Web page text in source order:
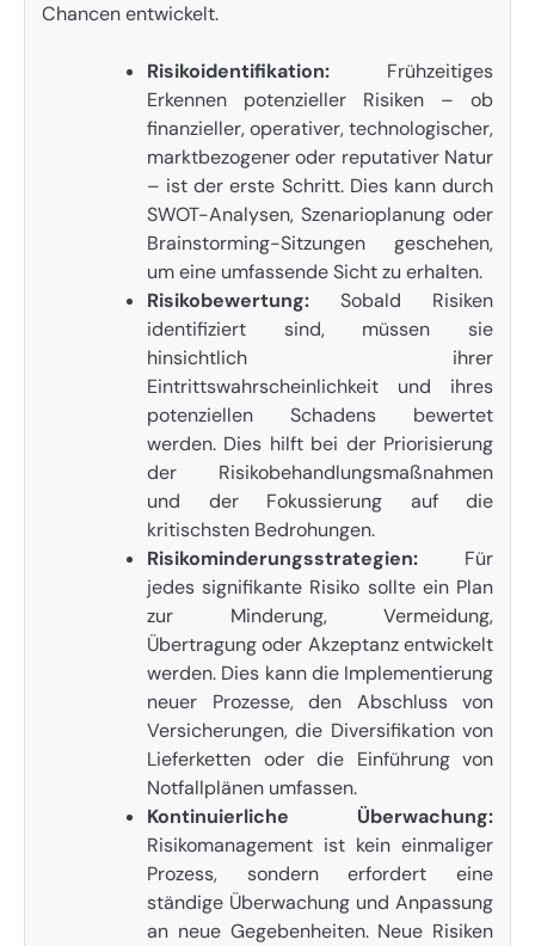
Chancen entwickelt.
Risikoidentifikation: Frühzeitiges
Erkennen potenzieller Risiken – ob
finanzieller, operativer, technologischer,
marktbezogener oder reputativer Natur
– ist der erste Schritt. Dies kann durch
SWOT-Analysen, Szenarioplanung oder
Brainstorming-Sitzungen geschehen,
um eine umfassende Sicht zu erhalten.
Risikobewertung: Sobald Risiken
identifiziert sind, müssen sie
hinsichtlich ihrer
Eintrittswahrscheinlichkeit und ihres
potenziellen Schadens bewertet
werden. Dies hilft bei der Priorisierung
der Risikobehandlungsmaßnahmen
und der Fokussierung auf die
kritischsten Bedrohungen.
Risikominderungsstrategien: Für
jedes signifikante Risiko sollte ein Plan
zur Minderung, Vermeidung,
Übertragung oder Akzeptanz entwickelt
werden. Dies kann die Implementierung
neuer Prozesse, den Abschluss von
Versicherungen, die Diversifikation von
Lieferketten oder die Einführung von
Notfallplänen umfassen.
Kontinuierliche Überwachung:
Risikomanagement ist kein einmaliger
Prozess, sondern erfordert eine
ständige Überwachung und Anpassung
an neue Gegebenheiten. Neue Risiken